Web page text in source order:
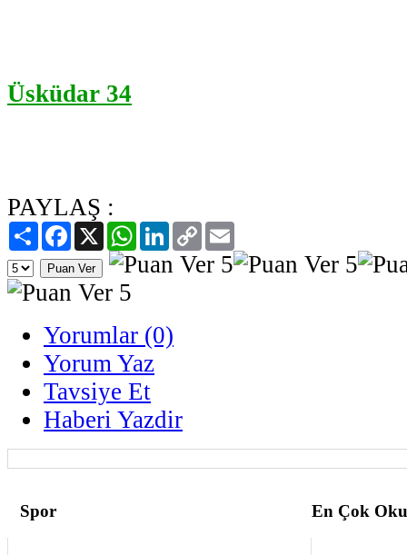
Üsküdar 34
PAYLAŞ :
PaylaşFacebook
X WhatsAppLinkedIn
Copy
Link
Yorumlar (0)
Yorum Yaz
Tavsiye Et
Haberi Yazdir
Spor En Çok